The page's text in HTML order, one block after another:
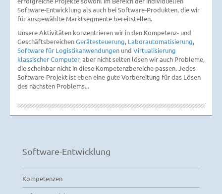
Software-Entwicklung als auch bei Software-Produkten, die wir
für ausgewählte Marktsegmente bereitstellen.
Unsere Aktivitäten konzentrieren wir in den Kompetenz- und
GeschäftsbereichenGerätesteuerung, Laborautomatisierung,
Software für Logistikanwendungen und Virtualisierung
klassischer Computer, aber nicht selten lösen wir auch Probleme,
die scheinbar nicht in diese Kompetenzbereiche passen. Jedes
Software-Projekt ist eben eine gute Vorbereitung für das Lösen
des nächsten Problems...
Software-Entwicklung
Kompetenzen